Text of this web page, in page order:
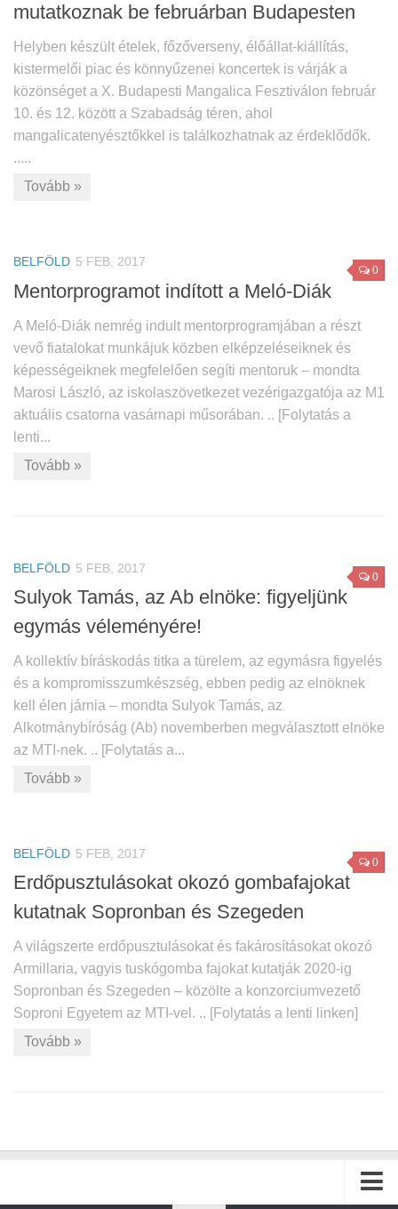
mutatkoznak be februárban Budapesten
Helyben készült ételek, főzőverseny, élőállat-kiállítás,
kistermelői piac és könnyűzenei koncertek is várják a
közönséget a X. Budapesti Mangalica Fesztiválon február
10. és 12. között a Szabadság téren, ahol
mangalicatenyésztőkkel is találkozhatnak az érdeklődők.
.....
Tovább »
0
BELFÖLD 5 FEB, 2017
Mentorprogramot indított a Meló-Diák
A Meló-Diák nemrég indult mentorprogramjában a részt
vevő fiatalokat munkájuk közben elképzeléseiknek és
képességeiknek megfelelően segíti mentoruk – mondta
Marosi László, az iskolaszövetkezet vezérigazgatója az M1
aktuális csatorna vasárnapi műsorában. .. [Folytatás a
lenti...
Tovább »
0
BELFÖLD 5 FEB, 2017
Sulyok Tamás, az Ab elnöke: figyeljünk
egymás véleményére!
A kollektív bíráskodás titka a türelem, az egymásra figyelés
és a kompromisszumkészség, ebben pedig az elnöknek
kell élen járnia – mondta Sulyok Tamás, az
Alkotmánybíróság (Ab) novemberben megválasztott elnöke
az MTI-nek. .. [Folytatás a...
Tovább »
0
BELFÖLD 5 FEB, 2017
Erdőpusztulásokat okozó gombafajokat
kutatnak Sopronban és Szegeden
A világszerte erdőpusztulásokat és fakárosításokat okozó
Armillaria, vagyis tuskógomba fajokat kutatják 2020-ig
Sopronban és Szegeden – közölte a konzorciumvezető
Soproni Egyetem az MTI-vel. .. [Folytatás a lenti linken]
Tovább »